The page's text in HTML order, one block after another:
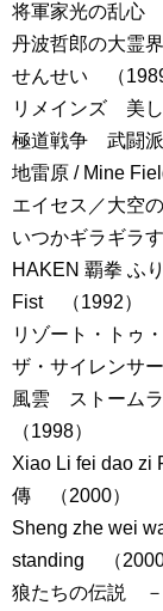
将軍家光の乱
丹波哲郎の大
せんせい （
リメインズ 美
極道戦争 武闘
地雷原 / Mine
エイセス／大空
いつかギラギ
HAKEN 覇拳 ふ
Fist （1992）
リゾート・トゥ
ザ・サイレンサ
風雲 ストーム
（1998）
Xiao Li fei dao zi
傳 （2000）
Sheng zhe wei
standing （
狼たちの伝説